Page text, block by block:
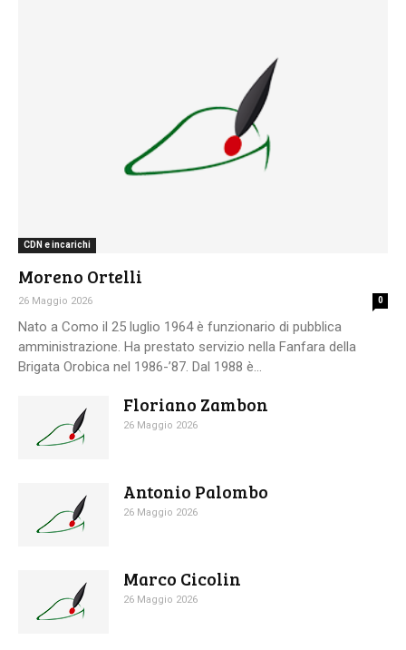
CDN e incarichi
Moreno Ortelli
26 Maggio 2026 0
Nato a Como il 25 luglio 1964 è funzionario di pubblica
amministrazione. Ha prestato servizio nella Fanfara della
Brigata Orobica nel 1986-’87. Dal 1988 è...
Floriano Zambon
26 Maggio 2026
Antonio Palombo
26 Maggio 2026
Marco Cicolin
26 Maggio 2026